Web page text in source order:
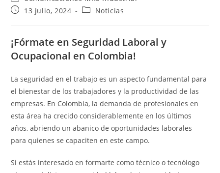
de
la
Publicación
entrada:
13 julio, 2024
Categoría
entrada:
Noticias
¡Fórmate en Seguridad Laboral y
Ocupacional en Colombia!
La seguridad en el trabajo es un aspecto fundamental para
el bienestar de los trabajadores y la productividad de las
empresas. En Colombia, la demanda de profesionales en
esta área ha crecido considerablemente en los últimos
años, abriendo un abanico de oportunidades laborales
para quienes se capaciten en este campo.
Si estás interesado en formarte como técnico o tecnólogo